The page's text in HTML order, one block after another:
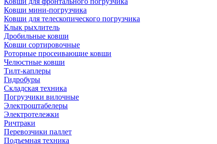
Ковши мини-погрузчика
Ковши для телескопического погрузчика
Клык рыхлитель
Дробильные ковши
Ковши сортировочные
Роторные просеивающие ковши
Челюстные ковши
Тилт-каплеры
Гидробуры
Складская техника
Погрузчики вилочные
Электроштабелеры
Электротележки
Ричтраки
Перевозчики паллет
Подъемная техника